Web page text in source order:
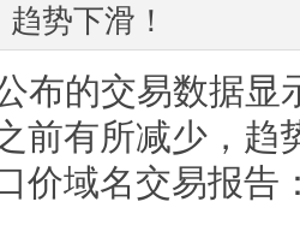
势下滑！
的交易数据显
前有所减少，趋
价域名交易报告